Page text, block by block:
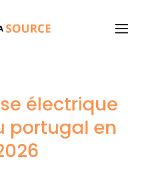
électrique
portugal en